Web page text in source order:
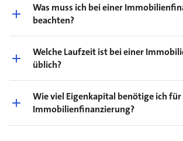
Was muss ich bei einer
beachten?
Welche Laufzeit ist bei einer
üblich?
Wie viel Eigenkapital benötige ich für
Immobilienfinanzierung?